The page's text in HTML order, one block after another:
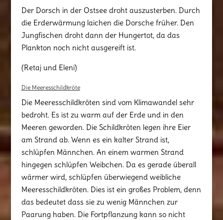
Der Dorsch in der Ostsee droht auszusterben. Durch
die Erderwärmung laichen die Dorsche früher. Den
Jungfischen droht dann der Hungertot, da das
Plankton noch nicht ausgereift ist.
(Retaj und Eleni)
Die Meeresschildkröte
Die Meeresschildkröten sind vom Klimawandel sehr
bedroht. Es ist zu warm auf der Erde und in den
Meeren geworden. Die Schildkröten legen ihre Eier
am Strand ab. Wenn es ein kalter Strand ist,
schlüpfen Männchen. An einem warmen Strand
hingegen schlüpfen Weibchen. Da es gerade überall
wärmer wird, schlüpfen überwiegend weibliche
Meeresschildkröten. Dies ist ein großes Problem, denn
das bedeutet dass sie zu wenig Männchen zur
Paarung haben. Die Fortpflanzung kann so nicht